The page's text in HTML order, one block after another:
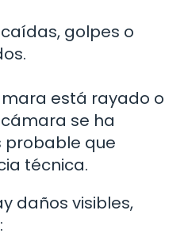
golpes o
está rayado o
se ha
probable que
técnica.
daños visibles,